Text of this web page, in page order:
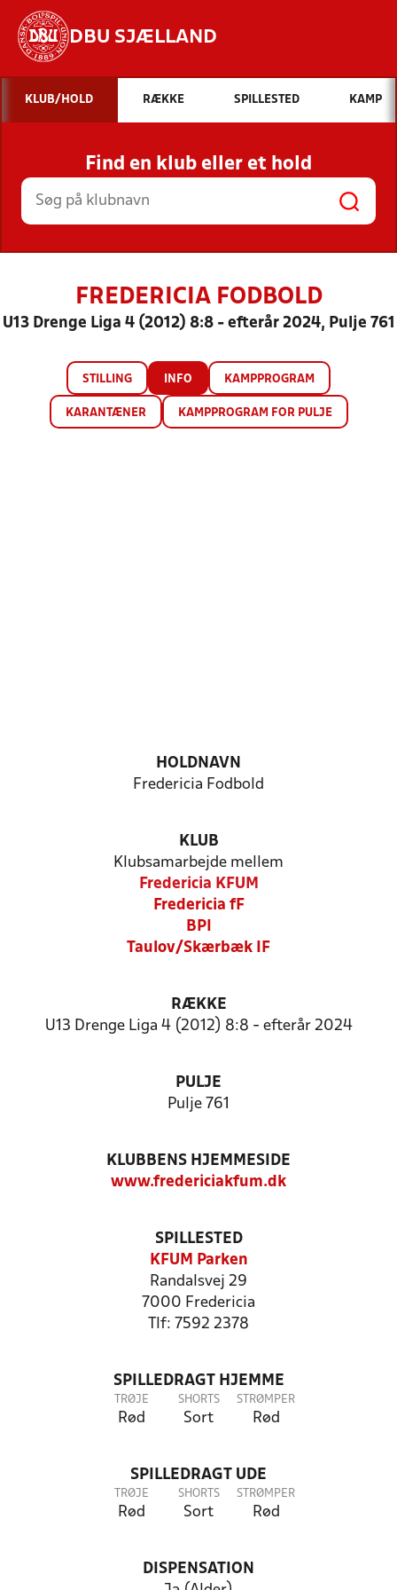
DBU SJÆLLAND
Hvad vil du søge efter?
INDHOLD OG NYHEDER
STILLINGER, RESULTATER, KLUBBER OG
HOLD
KLUB/HOLD RÆKKE SPILLESTED KAMP
Find en klub eller et hold
FREDERICIA FODBOLD
U13 Drenge Liga 4 (2012) 8:8 - efterår 2024, Pulje 761
STILLING INFO KAMPPROGRAM
KARANTÆNER KAMPPROGRAM FOR PULJE
HOLDNAVN
Fredericia Fodbold
KLUB
Klubsamarbejde mellem
Fredericia KFUM
Fredericia fF
BPI
Taulov/Skærbæk IF
RÆKKE
U13 Drenge Liga 4 (2012) 8:8 - efterår 2024
PULJE
Pulje 761
KLUBBENS HJEMMESIDE
www.fredericiakfum.dk
SPILLESTED
KFUM Parken
Randalsvej 29
7000 Fredericia
Tlf: 7592 2378
SPILLEDRAGT HJEMME
TRØJE
Rød
SHORTS
Sort
STRØMPER
Rød
SPILLEDRAGT UDE
TRØJE
Rød
SHORTS
Sort
STRØMPER
Rød
DISPENSATION